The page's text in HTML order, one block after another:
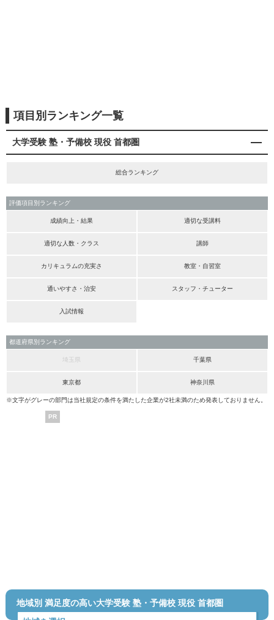
項目別ランキング一覧
大学受験 塾・予備校 現役 首都圏
総合ランキング
評価項目別ランキング
成績向上・結果 適切な受講料
適切な人数・クラス 講師
カリキュラムの充実さ 教室・自習室
通いやすさ・治安 スタッフ・チューター
入試情報
都道府県別ランキング
埼玉県 千葉県
東京都 神奈川県
※文字がグレーの部門は当社規定の条件を満たした企業が2社未満のため発表しておりません。
PR
地域別 満足度の高い大学受験 塾・予備校 現役 首都圏